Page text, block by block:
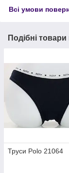
Всі умови
Подібні товари
Труси Polo 21064